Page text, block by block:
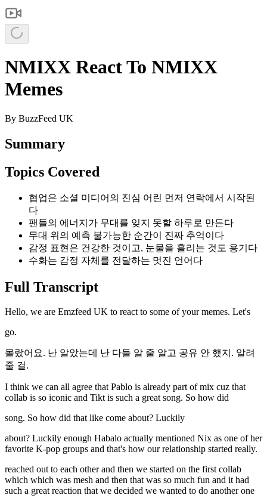
NMIXX React To NMIXX
Memes
By BuzzFeed UK
Summary
Topics Covered
협업은 소셜 미디어의 진심 어린 먼저 연락에서 시작된
다
팬들의 에너지가 무대를 잊지 못할 하루로 만든다
무대 위의 예측 불가능한 순간이 진짜 추억이다
감정 표현은 건강한 것이고, 눈물을 흘리는 것도 용기다
수화는 감정 자체를 전달하는 멋진 언어다
Full Transcript
Hello, we are Emzfeed UK to react to some of your memes. Let's
go.
몰랐어요. 난 알았는데 난 다들 알 줄 알고 공유 안 했지. 알려
줄 걸.
I think we can all agree that Pablo is already part of mix cuz that
collab is so iconic and Tikt is such a great song. So how did
song. So how did that like come about? Luckily
about? Luckily enough Habalo actually mentioned Nix as one of her
favorite K-pop groups and that's how our relationship started really.
reached out to each other and then we started on the first collab
which which was mesh and then that was so much fun and it had
such a great reaction that we decided we wanted to do another one